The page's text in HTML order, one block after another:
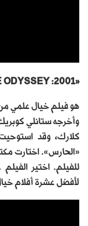
«2001: A SPACE ODYSSEY»
وأخرجه ستانلي
كلارك، وقد
«الحارس». اختارت
للفيلم. اختير
لأفضل عشرة أفلام